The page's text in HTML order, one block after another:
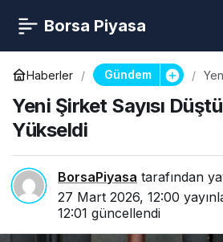
Borsa Piyasa
Haberler Gündem
Yeni Şirket Sayısı
Yükseldi
BorsaPiyasa tarafından
27 Mart 2026, 12:00
12:01 güncellendi